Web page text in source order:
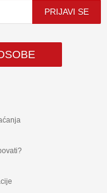
PRIJAVI SE